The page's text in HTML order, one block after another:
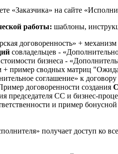
«Заказчика» на сайте
работы: шаблоны,
договоренность» +
совладельцев -
бизнеса -
пример сводных матриц
соглашение» к
договоренности создания
председателя СС и бизнес-
и пример
получает доступ